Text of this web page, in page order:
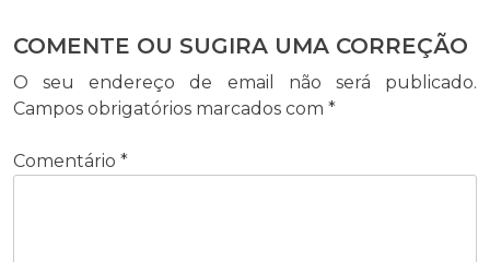
COMENTE OU SUGIRA UMA CORREÇÃO
O seu endereço de email não será publicado.
Campos obrigatórios marcados com *
Comentário *